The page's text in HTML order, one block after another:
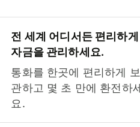
전 세계 어디서든 편리하게
자금을 관리하세요.
통화를 한곳에 편리하게 보
관하고 몇 초 만에 환전하
요.